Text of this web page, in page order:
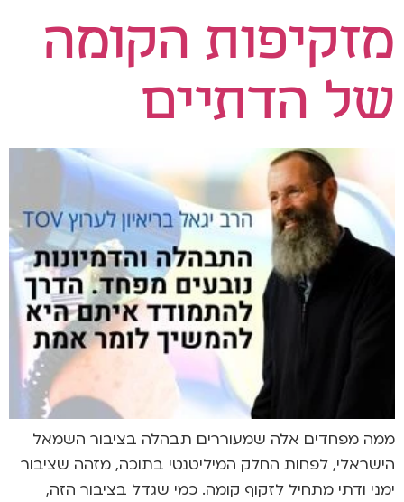
מזקיפות הקומה
של הדתיים
ממה מפחדים אלה שמעוררים תבהלה בציבור השמאל
הישראלי, לפחות החלק המיליטנטי בתוכה, מזהה שציבור
ימני ודתי מתחיל לזקוף קומה. כמי שגדל בציבור הזה,